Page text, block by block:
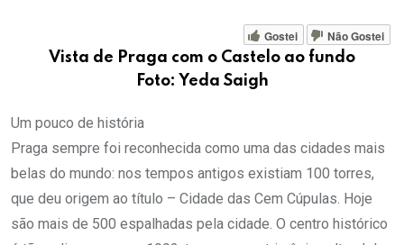
Email
Gostei
Não Gostei
Vista de Praga com o Castelo ao fundo
Foto: Yeda Saigh
Um pouco de história
Praga sempre foi reconhecida como uma das cidades mais
belas do mundo: nos tempos antigos existiam 100 torres,
que deu origem ao título – Cidade das Cem Cúpulas. Hoje
são mais de 500 espalhadas pela cidade. O centro histórico